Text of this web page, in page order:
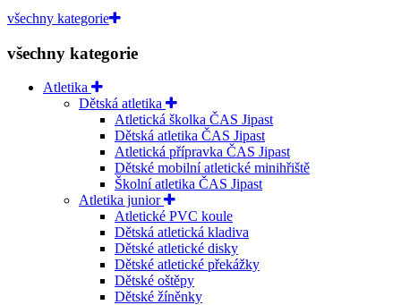
všechny kategorie
všechny kategorie
Atletika
Dětská atletika
Atletická školka ČAS Jipast
Dětská atletika ČAS Jipast
Atletická přípravka ČAS Jipast
Dětské mobilní atletické minihřiště
Školní atletika ČAS Jipast
Atletika junior
Atletické PVC koule
Dětská atletická kladiva
Dětské atletické disky
Dětské atletické překážky
Dětské oštěpy
Dětské žíněnky